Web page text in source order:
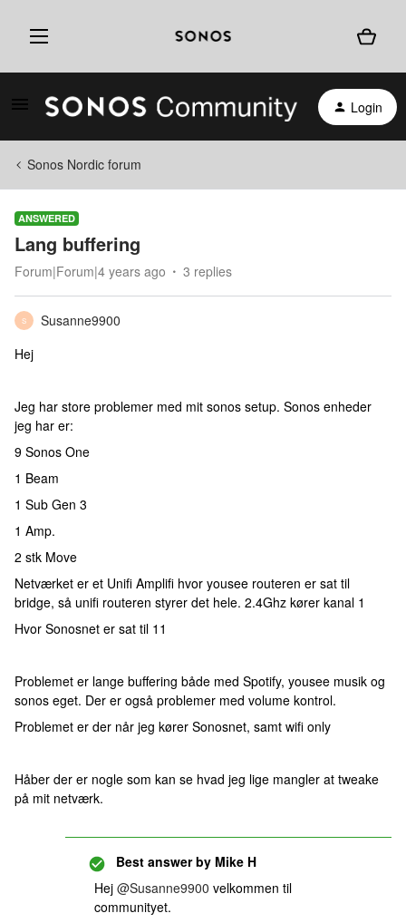
Login
Sonos Nordic forum
ANSWERED
Lang buffering
Forum|Forum|4 years ago 3 replies
S
Susanne9900
Hej
Jeg har store problemer med mit sonos setup. Sonos enheder
jeg har er:
9 Sonos One
1 Beam
1 Sub Gen 3
1 Amp.
2 stk Move
Netværket er et Unifi Amplifi hvor yousee routeren er sat til
bridge, så unifi routeren styrer det hele. 2.4Ghz kører kanal 1
Hvor Sonosnet er sat til 11
Problemet er lange buffering både med Spotify, yousee musik og
sonos eget. Der er også problemer med volume kontrol.
Problemet er der når jeg kører Sonosnet, samt wifi only
Håber der er nogle som kan se hvad jeg lige mangler at tweake
på mit netværk.
Best answer by Mike H
Hej @Susanne9900 velkommen til
communityet.